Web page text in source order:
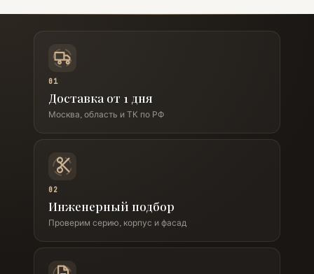
01
Доставка от 1 дня
Москва, область и ТК по РФ
02
Инженерный подбор
Проверим серию, корпус и фасад